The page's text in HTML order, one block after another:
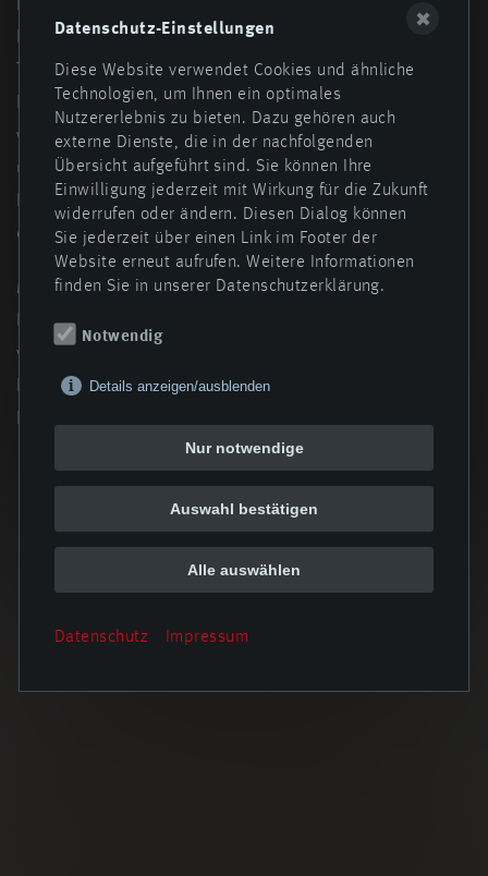
Führungsstärke hat er ganz sicher auch in seiner Zeit als
Teamleiter des Rennteams gelegt“, sagte Martin
Burwinkel. „Im Team lernen die Studierenden genau das,
was wir im Mittelstand brauchen: Verantwortung
übernehmen, Budgets verwalten und unter Druck
Lösungen finden. Eine bessere Schule für die Praxis gibt
es nicht.“
Martin Burwinkel gratulierte dem gesamten Team der
PHWT zum gelungenen Roll-out des DD26E und wünschte
viel Erfolg bei den anstehenden
Konstruktionswettbewerben in Österreich und am
Zurück zur Übersicht
Datenschutz-Einstellungen
Diese Website verwendet Cookies und ähnliche
Technologien, um Ihnen ein optimales
Nutzererlebnis zu bieten. Dazu gehören auch
externe Dienste, die in der nachfolgenden
Übersicht aufgeführt sind. Sie können Ihre
Einwilligung jederzeit mit Wirkung für die Zukunft
widerrufen oder ändern. Diesen Dialog können
Sie jederzeit über einen Link im Footer der
Website erneut aufrufen. Weitere Informationen
finden Sie in unserer Datenschutzerklärung.
Notwendig
Details anzeigen/ausblenden
Nur notwendige
Auswahl bestätigen
Alle auswählen
Datenschutz Impressum
✖